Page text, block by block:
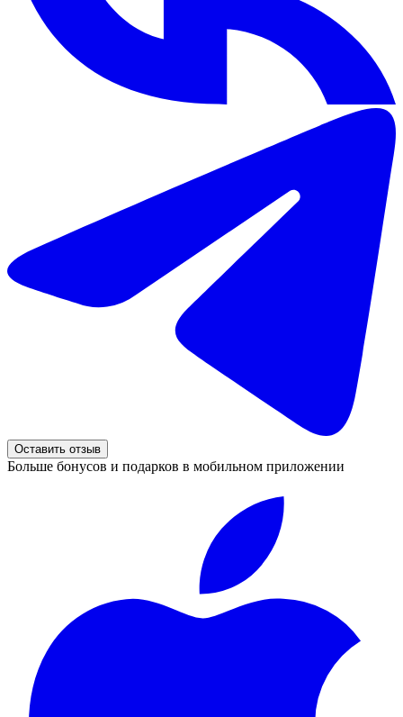
Оставить отзыв
Больше бонусов и подарков в мобильном приложении